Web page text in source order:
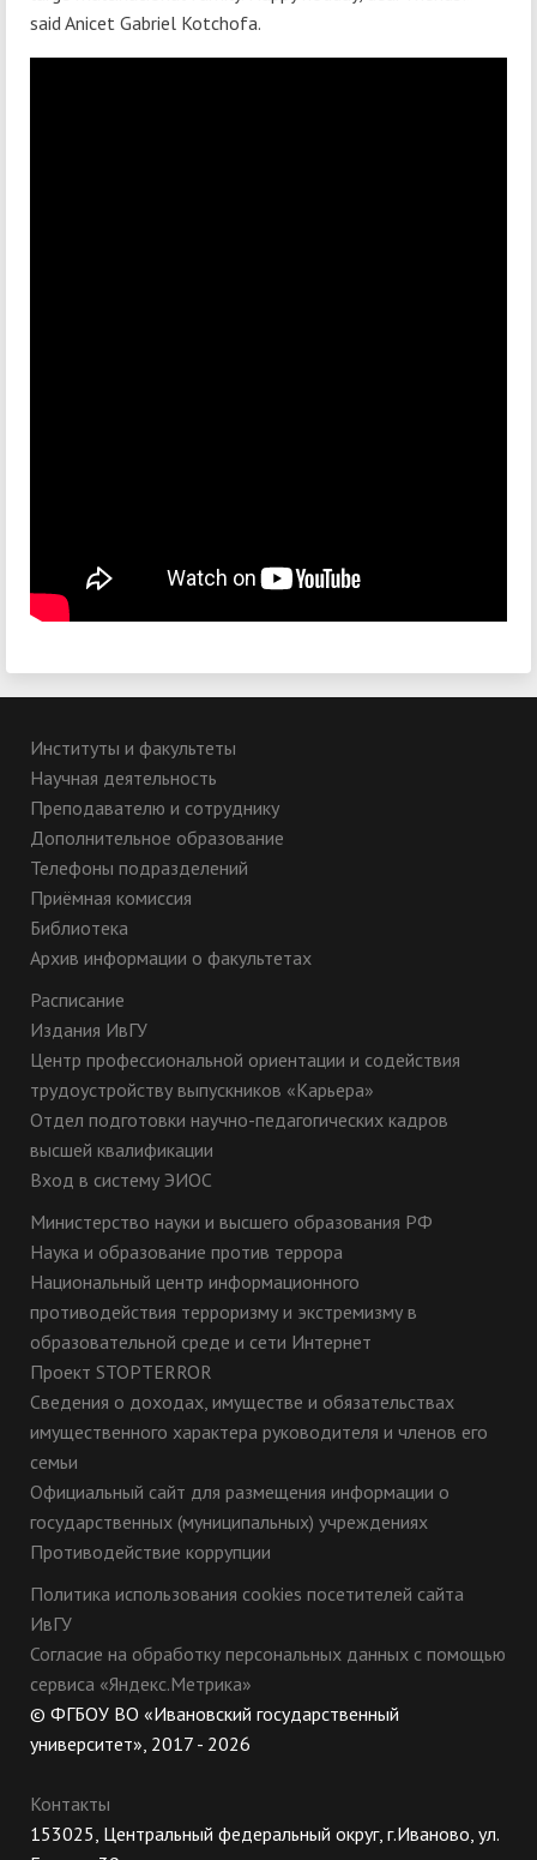
said Anicet Gabriel Kotchofa.
Институты и факультеты
Научная деятельность
Преподавателю и сотруднику
Дополнительное образование
Телефоны подразделений
Приёмная комиссия
Библиотека
Архив информации о факультетах
Расписание
Издания ИвГУ
Центр профессиональной ориентации и содействия
трудоустройству выпускников «Карьера»
Отдел подготовки научно-педагогических кадров
высшей квалификации
Вход в систему ЭИОС
Министерство науки и высшего образования РФ
Наука и образование против террора
Национальный центр информационного
противодействия терроризму и экстремизму в
образовательной среде и сети Интернет
Проект STOPTERROR
Сведения о доходах, имуществе и обязательствах
имущественного характера руководителя и членов его
семьи
Официальный сайт для размещения информации о
государственных (муниципальных) учреждениях
Противодействие коррупции
Политика использования cookies посетителей сайта
ИвГУ
Согласие на обработку персональных данных с помощью
сервиса «Яндекс.Метрика»
© ФГБОУ ВО «Ивановский государственный
университет», 2017 - 2026
Контакты
153025, Центральный федеральный округ, г.Иваново, ул.